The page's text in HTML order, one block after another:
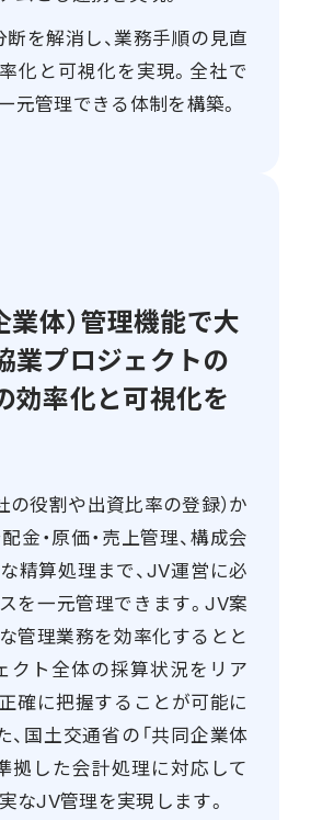
断を解消し、業務手順の見直
化と可視化を実現。全社で
元管理できる体制を構築。
業体）管理機能で大
業プロジェクトの
効率化と可視化を
の役割や出資比率の登録）か
金・原価・売上管理、構成会
精算処理まで、JV運営に必
を一元管理できます。JV案
管理業務を効率化するとと
クト全体の採算状況をリア
確に把握することが可能に
、国土交通省の「共同企業体
拠した会計処理に対応して
実なJV管理を実現します。